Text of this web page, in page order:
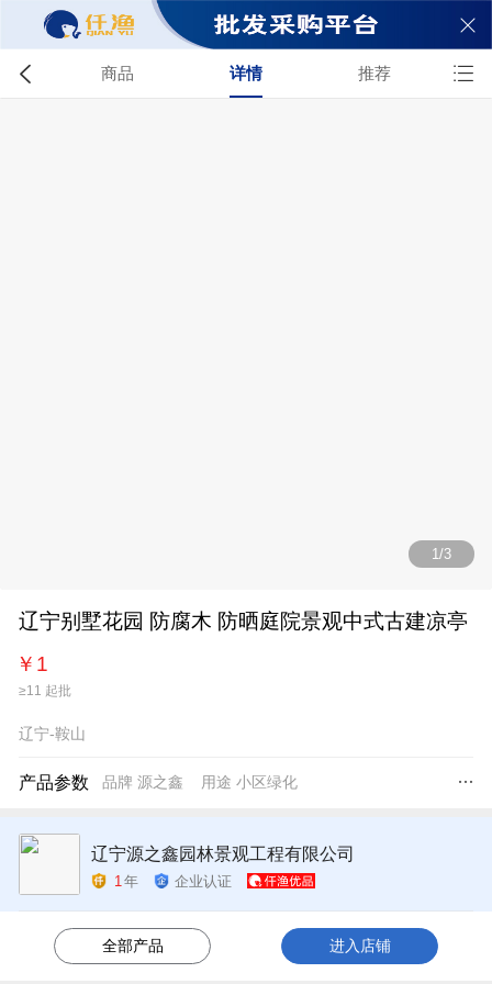
 商品 详情 推荐 
1/3
辽宁别墅花园 防腐木 防晒庭院景观中式古建凉亭
￥ 1
≥11 起批
辽宁-鞍山
产品参数 品牌 源之鑫 用途 小区绿化 
辽宁源之鑫园林景观工程有限公司
1年 企业认证
全部产品 进入店铺